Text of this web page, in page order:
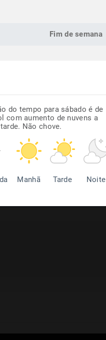
Fim de semana
do tempo para sábado é de
com aumento de nuvens a
Não chove.
Manhã Tarde Noite